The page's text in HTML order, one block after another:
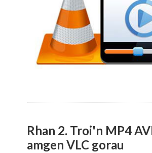
Rhan 2. Troi'n MP4
amgen VLC gorau